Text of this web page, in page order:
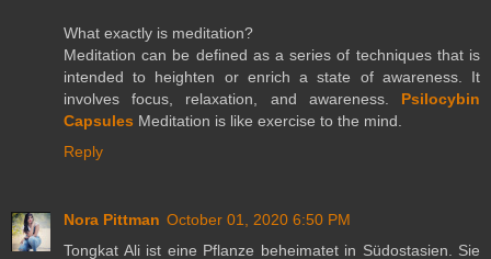
What exactly is meditation?
Meditation can be defined as a series of techniques that is
intended to heighten or enrich a state of awareness. It
involves focus, relaxation, and awareness. Psilocybin
Capsules Meditation is like exercise to the mind.
Reply
Nora Pittman October 01, 2020 6:50 PM
Tongkat Ali ist eine Pflanze beheimatet in Südostasien. Sie